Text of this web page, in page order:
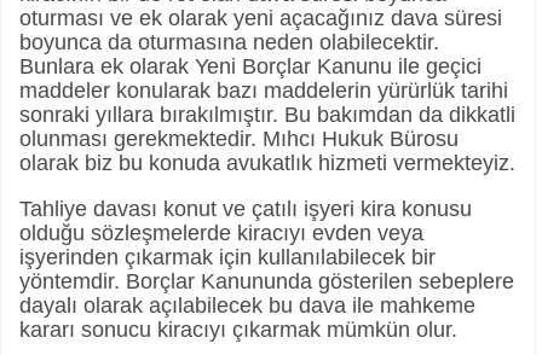
oturması ve ek olarak yeni açacağınız dava süresi
boyunca da oturmasına neden olabilecektir.
Bunlara ek olarak Yeni Borçlar Kanunu ile geçici
maddeler konularak bazı maddelerin yürürlük tarihi
sonraki yıllara bırakılmıştır. Bu bakımdan da dikkatli
olunması gerekmektedir. Mıhcı Hukuk Bürosu
olarak biz bu konuda avukatlık hizmeti vermekteyiz.
Tahliye davası konut ve çatılı işyeri kira konusu
olduğu sözleşmelerde kiracıyı evden veya
işyerinden çıkarmak için kullanılabilecek bir
yöntemdir. Borçlar Kanununda gösterilen sebeplere
dayalı olarak açılabilecek bu dava ile mahkeme
kararı sonucu kiracıyı çıkarmak mümkün olur.